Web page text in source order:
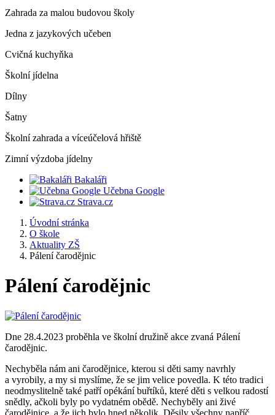
Zahrada za malou budovou školy
Jedna z jazykových učeben
Cvičná kuchyňka
Školní jídelna
Dílny
Šatny
Školní zahrada a víceúčelová hřiště
Zimní výzdoba jídelny
Bakaláři
Učebna Google
Strava.cz
Úvodní stránka
O škole
Aktuality ZŠ
Pálení čarodějnic
Pálení čarodějnic
Dne 28.4.2023 proběhla ve školní družině akce zvaná Pálení
čarodějnic.
Nechyběla nám ani čarodějnice, kterou si děti samy navrhly
a vyrobily, a my si myslíme, že se jim velice povedla. K této tradici
neodmyslitelně také patří opékání buřtíků, které děti s velkou radostí
snědly, ačkoli byly po vydatném obědě. Nechyběly ani živé
čarodějnice, a že jich bylo hned několik. Děsily všechny napříč